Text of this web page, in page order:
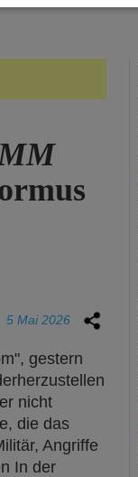
5 Mai 2026
gestern
nicht
die das
Angriffe
In der